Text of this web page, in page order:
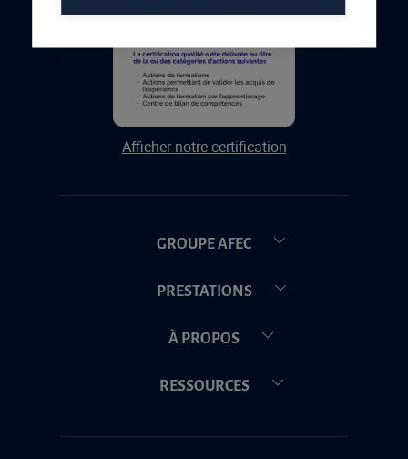
Afficher notre certification
GROUPE AFEC
PRESTATIONS
À PROPOS
RESSOURCES